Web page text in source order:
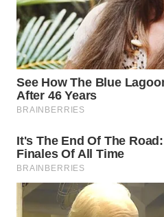
TOBA
WN
NIAS
WN
LANGKAT
WN
TAPANULI
SELATAN